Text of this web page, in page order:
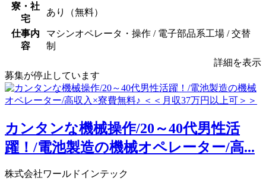
寮・社
宅
あり（無料）
仕事内
容
マシンオペレータ・操作 / 電子部品系工場 / 交替
制
詳細を表示
募集が停止しています
カンタンな機械操作/20～40代男性活
躍！/電池製造の機械オペレーター/高...
株式会社ワールドインテック